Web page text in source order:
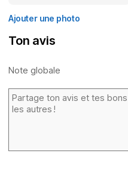
Ajouter une photo
Ton avis
Note globale